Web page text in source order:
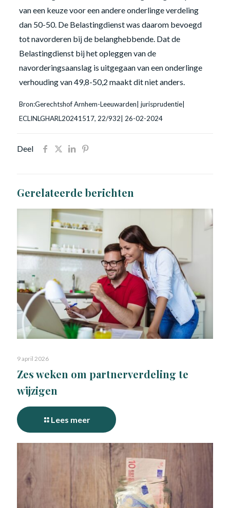
van een keuze voor een andere onderlinge verdeling
dan 50-50. De Belastingdienst was daarom bevoegd
tot navorderen bij de belanghebbende. Dat de
Belastingdienst bij het opleggen van de
navorderingsaanslag is uitgegaan van een onderlinge
verhouding van 49,8-50,2 maakt dit niet anders.
Bron:Gerechtshof Arnhem-Leeuwarden| jurisprudentie|
ECLINLGHARL20241517, 22/932| 26-02-2024
Deel
Gerelateerde berichten
9 april 2026
Zes weken om partnerverdeling te
wijzigen
Lees meer